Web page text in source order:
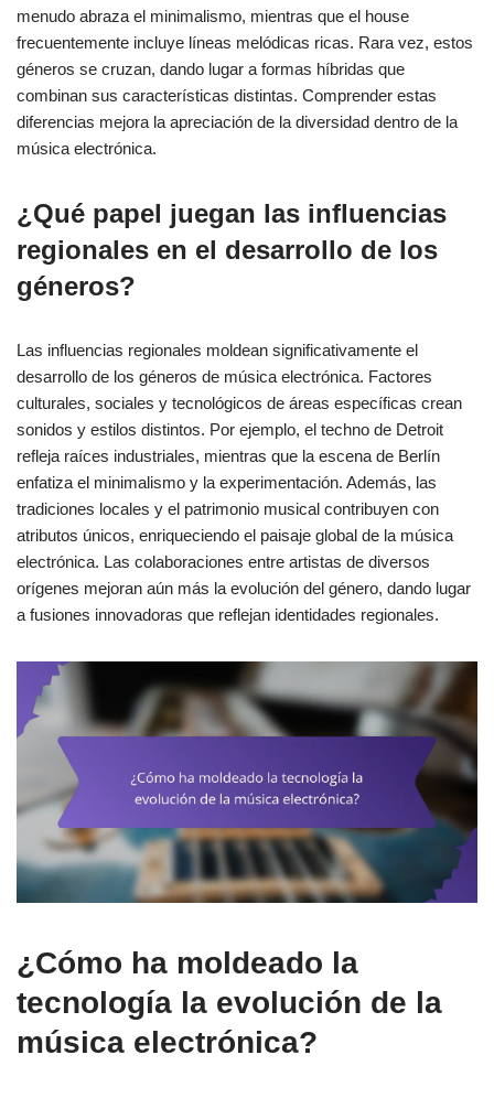
menudo abraza el minimalismo, mientras que el house
frecuentemente incluye líneas melódicas ricas. Rara vez, estos
géneros se cruzan, dando lugar a formas híbridas que
combinan sus características distintas. Comprender estas
diferencias mejora la apreciación de la diversidad dentro de la
música electrónica.
¿Qué papel juegan las influencias
regionales en el desarrollo de los
géneros?
Las influencias regionales moldean significativamente el
desarrollo de los géneros de música electrónica. Factores
culturales, sociales y tecnológicos de áreas específicas crean
sonidos y estilos distintos. Por ejemplo, el techno de Detroit
refleja raíces industriales, mientras que la escena de Berlín
enfatiza el minimalismo y la experimentación. Además, las
tradiciones locales y el patrimonio musical contribuyen con
atributos únicos, enriqueciendo el paisaje global de la música
electrónica. Las colaboraciones entre artistas de diversos
orígenes mejoran aún más la evolución del género, dando lugar
a fusiones innovadoras que reflejan identidades regionales.
¿Cómo ha moldeado la
tecnología la evolución de la
música electrónica?